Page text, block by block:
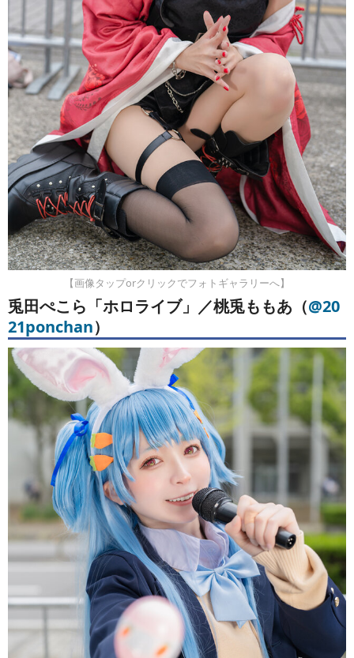
【画像タップorクリックでフォトギャラリーへ】
兎田ぺこら「ホロライブ」／桃兎ももあ（@20
21ponchan）